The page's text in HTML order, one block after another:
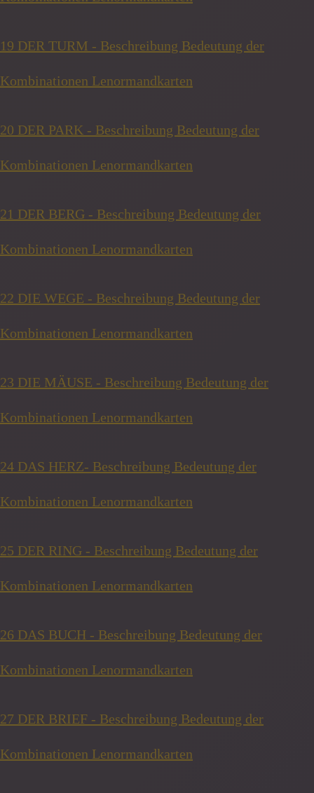
19 DER TURM - Beschreibung Bedeutung der
Kombinationen Lenormandkarten
20 DER PARK - Beschreibung Bedeutung der
Kombinationen Lenormandkarten
21 DER BERG - Beschreibung Bedeutung der
Kombinationen Lenormandkarten
22 DIE WEGE - Beschreibung Bedeutung der
Kombinationen Lenormandkarten
23 DIE MÄUSE - Beschreibung Bedeutung der
Kombinationen Lenormandkarten
24 DAS HERZ- Beschreibung Bedeutung der
Kombinationen Lenormandkarten
25 DER RING - Beschreibung Bedeutung der
Kombinationen Lenormandkarten
26 DAS BUCH - Beschreibung Bedeutung der
Kombinationen Lenormandkarten
27 DER BRIEF - Beschreibung Bedeutung der
Kombinationen Lenormandkarten